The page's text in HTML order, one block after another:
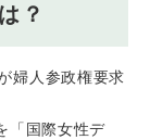
？
婦人参政権要求
「国際女性デ